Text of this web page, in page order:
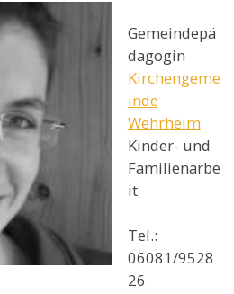
Gemeindepä
dagogin
Kirchengeme
inde
Wehrheim
Kinder- und
Familienarbe
it
Tel.:
06081/9528
26